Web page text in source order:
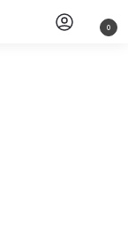
0